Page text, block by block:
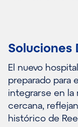
Soluciones
El nuevo
preparado para
integrarse en la
cercana,
histórico de